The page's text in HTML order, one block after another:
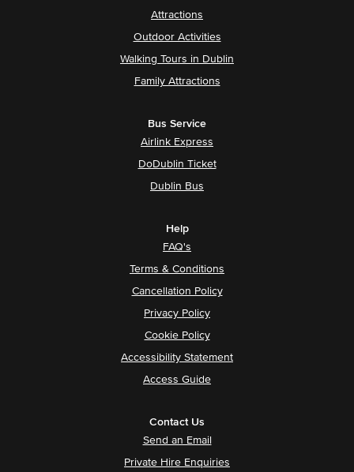
Attractions
Outdoor Activities
Walking Tours in Dublin
Family Attractions
Bus Service
Airlink Express
DoDublin Ticket
Dublin Bus
Help
FAQ's
Terms & Conditions
Cancellation Policy
Privacy Policy
Cookie Policy
Accessibility Statement
Access Guide
Contact Us
Send an Email
Private Hire Enquiries